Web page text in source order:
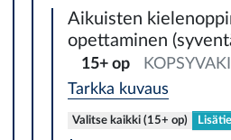
Aikuisten
opettaminen
15+ op
Tarkka kuvaus
Valitse kaikki (15+ op)